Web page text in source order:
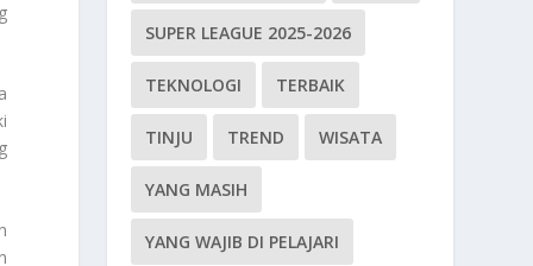
SUPER LEAGUE 2025-2026
TEKNOLOGI TERBAIK
TINJU TREND WISATA
YANG MASIH
YANG WAJIB DI PELAJARI